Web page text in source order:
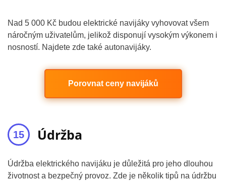
Nad 5 000 Kč budou elektrické navijáky vyhovovat všem
náročným uživatelům, jelikož disponují vysokým výkonem i
nosností. Najdete zde také autonavijáky.
Porovnat ceny navijáků
Údržba
Údržba elektrického navijáku je důležitá pro jeho dlouhou
životnost a bezpečný provoz. Zde je několik tipů na údržbu